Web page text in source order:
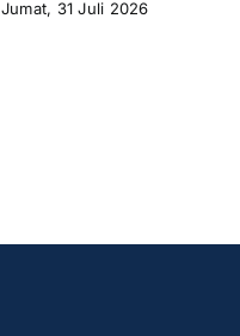
Jumat, 31 Juli 2026